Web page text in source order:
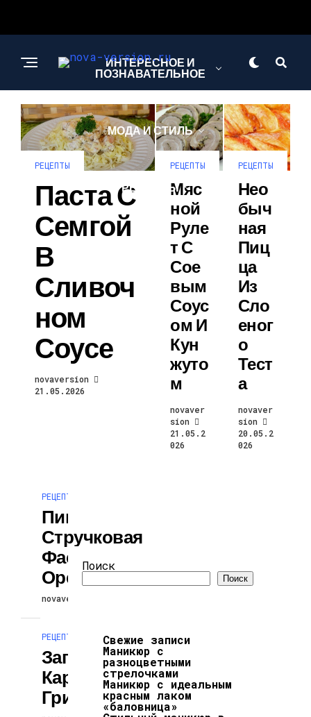
ИНТЕРЕСНОЕ И
ПОЗНАВАТЕЛЬНОЕ
МОДА И СТИЛЬ
РЕЦЕПТЫ
РЕЦЕПТЫ
Паста С
Семгой
В
Сливоч
Ном
Соусе
novaversion
21.05.2026
РЕЦЕПТЫ
Мяс
Ной
Руле
Т С
Сое
Вым
Соус
Ом И
Кун
Жуто
М
novaver
sion
21.05.2
026
РЕЦЕПТЫ
Нео
Быч
Ная
Пиц
Ца
Из
Сло
Еног
О
Тест
А
novaver
sion
20.05.2
026
РЕЦЕПТЫ
Пикантная
Стручковая
Фасоль В
Ореховом Соусе
novaversion
РЕЦЕПТЫ
Запеченная
Картошка С
Грибами
Поиск
Поиск
Свежие записи
Маникюр с
разноцветными
стрелочками
Маникюр с идеальным
красным лаком
«баловница»